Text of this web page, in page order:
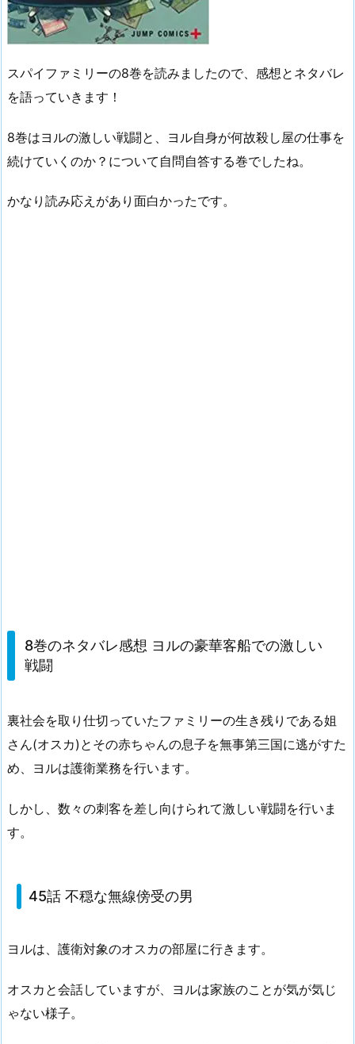
スパイファミリーの8巻を読みましたので、感想とネタバレ
を語っていきます！
8巻はヨルの激しい戦闘と、ヨル自身が何故殺し屋の仕事を
続けていくのか？について自問自答する巻でしたね。
かなり読み応えがあり面白かったです。
8巻のネタバレ感想 ヨルの豪華客船での激しい
戦闘
裏社会を取り仕切っていたファミリーの生き残りである姐
さん(オスカ)とその赤ちゃんの息子を無事第三国に逃がすた
め、ヨルは護衛業務を行います。
しかし、数々の刺客を差し向けられて激しい戦闘を行いま
す。
45話 不穏な無線傍受の男
ヨルは、護衛対象のオスカの部屋に行きます。
オスカと会話していますが、ヨルは家族のことが気が気じ
ゃない様子。